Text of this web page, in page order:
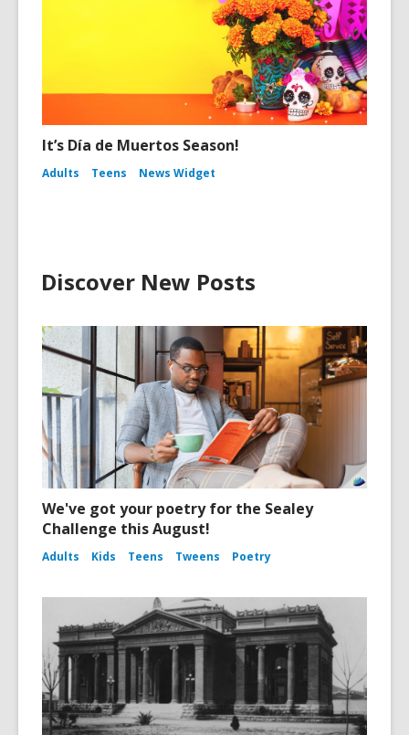
It’s Día de Muertos Season!
Adults Teens News Widget
Discover New Posts
We've got your poetry for the Sealey
Challenge this August!
Adults Kids Teens Tweens Poetry